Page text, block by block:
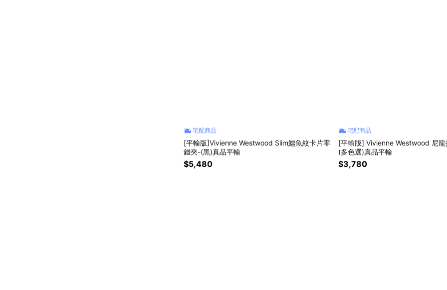
宅配商品
[平輸版]Vivienne Westwood Slim鱷魚紋卡片零
錢夾-(黑)真品平輸
$5,480
宅配商品
[平輸版] Vivienne Westwood 尼
(多色選)真品平輸
$3,780